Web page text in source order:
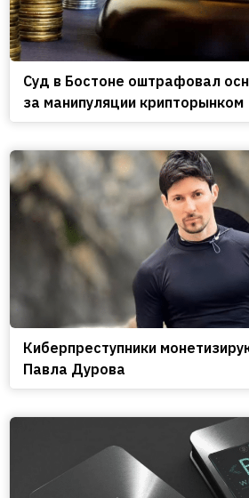
Cуд в Бостоне оштрафовал
за манипуляции крипторынком
Киберпреступники
Павла Дурова